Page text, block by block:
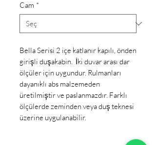
Cam *
Bella Serisi 2 içe katlanır kapılı, önden
girişli duşakabin. İki duvar arası dar
ölçüler için uygundur. Rulmanları
dayanıklı abs malzemeden
üretilmiştir ve paslanmazdır. Farklı
ölçülerde zeminden veya duş teknesi
üzerine uygulanabilir.